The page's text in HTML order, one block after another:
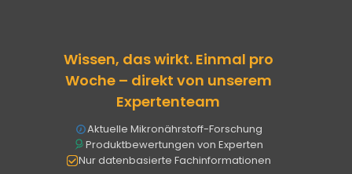
Wissen, das wirkt. Einmal pro
Woche – direkt von unserem
Expertenteam
Aktuelle Mikronährstoff-Forschung
Produktbewertungen von Experten
Nur datenbasierte Fachinformationen